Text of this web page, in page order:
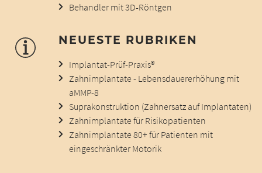
Behandler mit 3D-Röntgen
NEUESTE RUBRIKEN
Implantat-Prüf-Praxis®
Zahnimplantate - Lebensdauererhöhung mit
aMMP-8
Suprakonstruktion (Zahnersatz auf Implantaten)
Zahnimplantate für Risikopatienten
Zahnimplantate 80+ für Patienten mit
eingeschränkter Motorik